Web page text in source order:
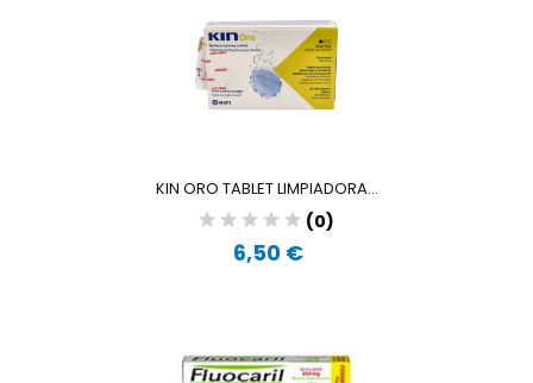
KIN ORO TABLET LIMPIADORA...
(0)
6,50 €